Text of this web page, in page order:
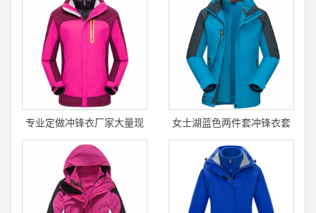
专业定做冲锋衣厂家大量现
货
女士湖蓝色两件套冲锋衣套
绒冲锋衣